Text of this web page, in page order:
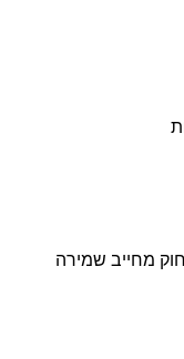
מחייב שמירה